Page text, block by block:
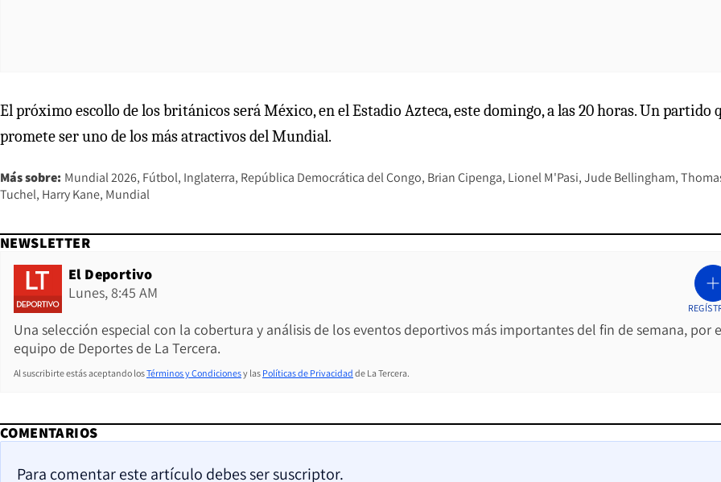
El próximo escollo de los británicos será México, en el Estadio Azteca, este domingo, a las 20 horas. Un partido
promete ser uno de los más atractivos del Mundial.
Más sobre: Mundial 2026 Fútbol Inglaterra República Democrática del Congo Brian Cipenga Lionel M'Pasi Jude Bellingham
Tuchel Harry Kane Mundial
NEWSLETTER
El Deportivo
Lunes, 8:45 AM
Una selección especial con la cobertura y análisis de los eventos deportivos más importantes del fin de semana, por
equipo de Deportes de La Tercera.
Al suscribirte estás aceptando losTérminos y Condicionesy las Políticas de Privacidad de La Tercera.
COMENTARIOS
Para comentar este artículo debes ser suscriptor.